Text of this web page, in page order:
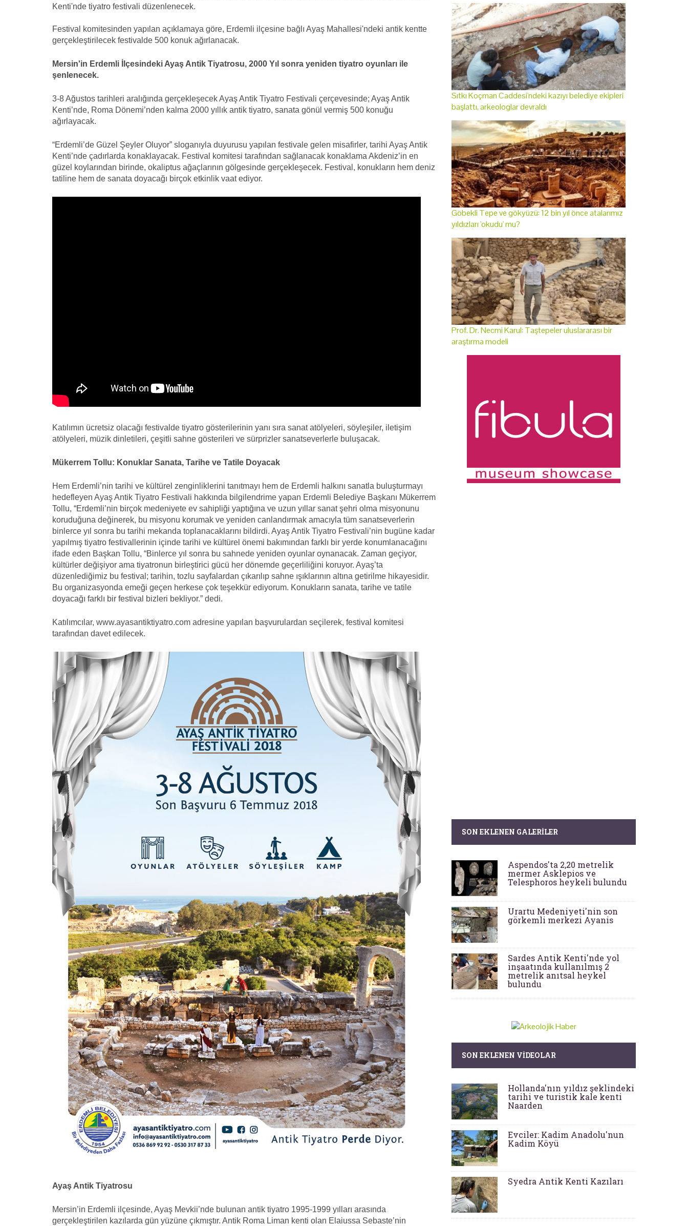
Kenti'nde tiyatro festivali düzenlenecek.
Festival komitesinden yapılan açıklamaya göre, Erdemli ilçesine bağlı Ayaş Mahallesi'ndeki antik kentte
gerçekleştirilecek festivalde 500 konuk ağırlanacak.
Mersin'in Erdemli İlçesindeki Ayaş Antik Tiyatrosu, 2000 Yıl sonra yeniden tiyatro oyunları ile
şenlenecek.
3-8 Ağustos tarihleri aralığında gerçekleşecek Ayaş Antik Tiyatro Festivali çerçevesinde; Ayaş Antik
Kenti’nde, Roma Dönemi’nden kalma 2000 yıllık antik tiyatro, sanata gönül vermiş 500 konuğu
ağırlayacak.
“Erdemli’de Güzel Şeyler Oluyor” sloganıyla duyurusu yapılan festivale gelen misafirler, tarihi Ayaş Antik
Kenti’nde çadırlarda konaklayacak. Festival komitesi tarafından sağlanacak konaklama Akdeniz’in en
güzel koylarından birinde, okaliptus ağaçlarının gölgesinde gerçekleşecek. Festival, konukların hem deniz
tatiline hem de sanata doyacağı birçok etkinlik vaat ediyor.
Katılımın ücretsiz olacağı festivalde tiyatro gösterilerinin yanı sıra sanat atölyeleri, söyleşiler, iletişim
atölyeleri, müzik dinletileri, çeşitli sahne gösterileri ve sürprizler sanatseverlerle buluşacak.
Mükerrem Tollu: Konuklar Sanata, Tarihe ve Tatile Doyacak
Hem Erdemli’nin tarihi ve kültürel zenginliklerini tanıtmayı hem de Erdemli halkını sanatla buluşturmayı
hedefleyen Ayaş Antik Tiyatro Festivali hakkında bilgilendrime yapan Erdemli Belediye Başkanı Mükerrem
Tollu, “Erdemli’nin birçok medeniyete ev sahipliği yaptığına ve uzun yıllar sanat şehri olma misyonunu
koruduğuna değinerek, bu misyonu korumak ve yeniden canlandırmak amacıyla tüm sanatseverlerin
binlerce yıl sonra bu tarihi mekanda toplanacaklarını bildirdi. Ayaş Antik Tiyatro Festivali’nin bugüne kadar
yapılmış tiyatro festivallerinin içinde tarihi ve kültürel önemi bakımından farklı bir yerde konumlanacağını
ifade eden Başkan Tollu, “Binlerce yıl sonra bu sahnede yeniden oyunlar oynanacak. Zaman geçiyor,
kültürler değişiyor ama tiyatronun birleştirici gücü her dönemde geçerliliğini koruyor. Ayaş’ta
düzenlediğimiz bu festival; tarihin, tozlu sayfalardan çıkarılıp sahne ışıklarının altına getirilme hikayesidir.
Bu organizasyonda emeği geçen herkese çok teşekkür ediyorum. Konukların sanata, tarihe ve tatile
doyacağı farklı bir festival bizleri bekliyor.” dedi.
Katılımcılar, www.ayasantiktiyatro.com adresine yapılan başvurulardan seçilerek, festival komitesi
tarafından davet edilecek.
Ayaş Antik Tiyatrosu
Mersin’in Erdemli ilçesinde, Ayaş Mevkii’nde bulunan antik tiyatro 1995-1999 yılları arasında
gerçekleştirilen kazılarda gün yüzüne çıkmıştır. Antik Roma Liman kenti olan Elaiussa Sebaste’nin
Sıtkı Koçman Caddesi'ndeki kazıyı belediye ekipleri
başlattı, arkeologlar devraldı
Göbekli Tepe ve gökyüzü: 12 bin yıl önce atalarımız
yıldızları 'okudu' mu?
Prof. Dr. Necmi Karul: Taştepeler uluslararası bir
araştırma modeli
SON EKLENEN GALERILER
Aspendos'ta 2,20 metrelik
mermer Asklepios ve
Telesphoros heykeli bulundu
Urartu Medeniyeti'nin son
görkemli merkezi Ayanis
Sardes Antik Kenti'nde yol
inşaatında kullanılmış 2
metrelik anıtsal heykel
bulundu
SON EKLENEN VIDEOLAR
Hollanda'nın yıldız şeklindeki
tarihi ve turistik kale kenti
Naarden
Evciler: Kadim Anadolu'nun
Kadim Köyü
Syedra Antik Kenti Kazıları